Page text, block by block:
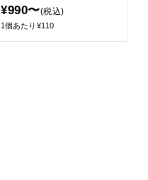
¥990〜(税込)
1個あたり¥110